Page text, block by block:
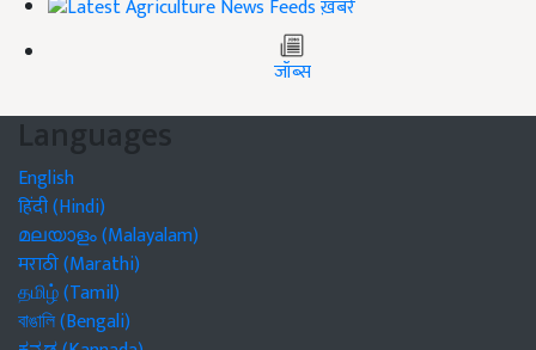
ख़बरें
जॉब्स
Languages
English
हिंदी (Hindi)
മലയാളം (Malayalam)
मराठी (Marathi)
தமிழ் (Tamil)
বাঙালি (Bengali)